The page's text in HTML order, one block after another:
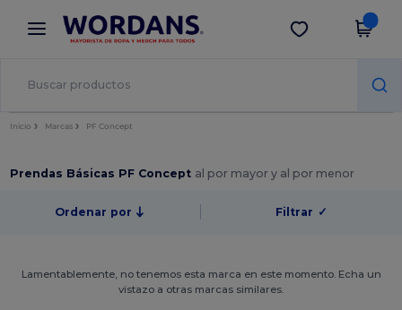
× App de Wordans
¡Mejores precios en app!
Descargar app
Inicio Marcas PF Concept
Prendas Básicas PF Concept al por mayor y al por menor
Ordenar por Filtrar ✓
Lamentablemente, no tenemos esta marca en este momento. Echa un
vistazo a otras marcas similares.